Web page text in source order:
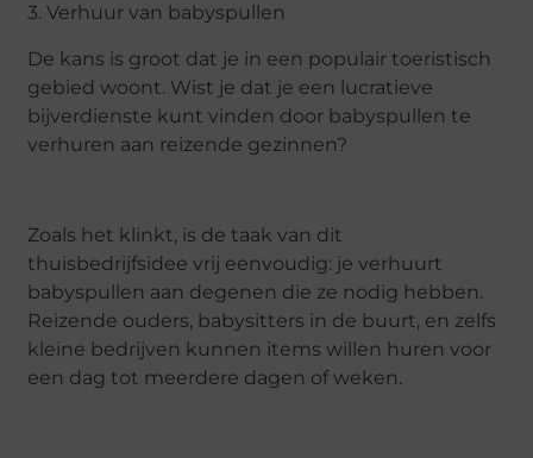
3. Verhuur van babyspullen
De kans is groot dat je in een populair toeristisch
gebied woont. Wist je dat je een lucratieve
bijverdienste kunt vinden door babyspullen te
verhuren aan reizende gezinnen?
Zoals het klinkt, is de taak van dit
thuisbedrijfsidee vrij eenvoudig: je verhuurt
babyspullen aan degenen die ze nodig hebben.
Reizende ouders, babysitters in de buurt, en zelfs
kleine bedrijven kunnen items willen huren voor
een dag tot meerdere dagen of weken.